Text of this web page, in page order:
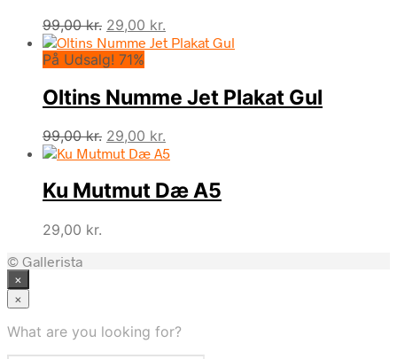
99,00kr. Den
oprindelige
pris
99,00 kr..
29,00 kr.
aktuelle
29,00 kr..
På Udsalg! 71%
Oltins Numme Jet Plakat Gul
99,00kr. Den
oprindelige
var:
99,00 kr..
29,00 kr.
aktuelle
er:
29,00 kr..
Ku Mutmut Dæ A5
29,00 kr.
© Gallerista
×
×
What are you looking for?